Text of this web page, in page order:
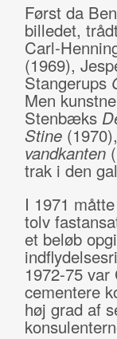
Først da
billedet,
Carl-
(1969),
Stangerups
Men
Stenbæks
Stine
vandkanten
trak i den
I 1971
tolv
et beløb
1972-75
cementere
høj grad af